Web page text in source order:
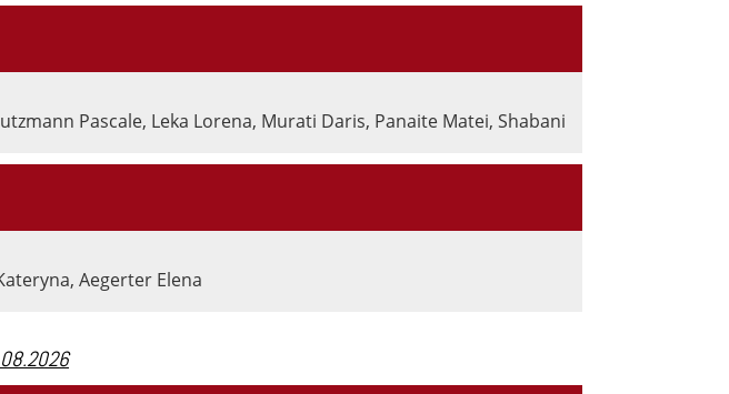
Pascale, Leka Lorena, Murati Daris, Panaite Matei, Shabani Elham, Stark
Aegerter Elena